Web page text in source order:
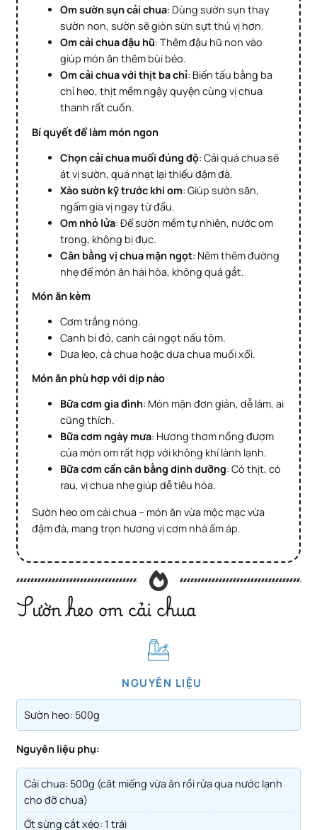
Om sườn sụn cải chua: Dùng sườn sụn thay
sườn non, sườn sẽ giòn sừn sựt thú vị hơn.
Om cải chua đậu hũ: Thêm đậu hũ non vào
giúp món ăn thêm bùi béo.
Om cải chua với thịt ba chỉ: Biến tấu bằng ba
chỉ heo, thịt mềm ngậy quyện cùng vị chua
thanh rất cuốn.
Bí quyết để làm món ngon
Chọn cải chua muối đúng độ: Cải quá chua sẽ
át vị sườn, quá nhạt lại thiếu đậm đà.
Xào sườn kỹ trước khi om: Giúp sườn săn,
ngấm gia vị ngay từ đầu.
Om nhỏ lửa: Để sườn mềm tự nhiên, nước om
trong, không bị đục.
Cân bằng vị chua mặn ngọt: Nêm thêm đường
nhẹ để món ăn hài hòa, không quá gắt.
Món ăn kèm
Cơm trắng nóng.
Canh bí đỏ, canh cải ngọt nấu tôm.
Dưa leo, cà chua hoặc dưa chua muối xổi.
Món ăn phù hợp với dịp nào
Bữa cơm gia đình: Món mặn đơn giản, dễ làm, ai
cũng thích.
Bữa cơm ngày mưa: Hương thơm nồng đượm
của món om rất hợp với không khí lành lạnh.
Bữa cơm cần cân bằng dinh dưỡng: Có thịt, có
rau, vị chua nhẹ giúp dễ tiêu hóa.
Sườn heo om cải chua – món ăn vừa mộc mạc vừa
đậm đà, mang trọn hương vị cơm nhà ấm áp.
Sườn heo om cải chua
NGUYÊN LIỆU
Sườn heo: 500g
Nguyên liệu phụ:
Cải chua: 500g (căt miếng vừa ăn rồi rửa qua nước lạnh
cho đỡ chua)
Ớt sừng cắt xéo: 1 trái